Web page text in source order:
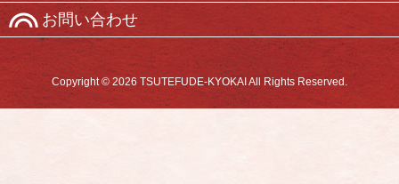
お問い合わせ
Copyright © 2026 TSUTEFUDE-KYOKAI All Rights Reserved.